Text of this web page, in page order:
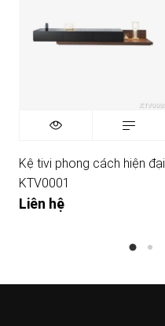
Kệ tivi phong cách hiện đại
KTV0001
Liên hệ